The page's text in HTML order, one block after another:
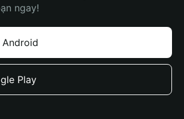
ngay!
Android
Play